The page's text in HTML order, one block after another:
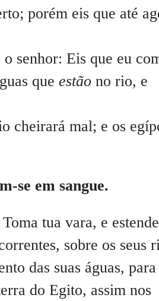
porém eis que até
o senhor: Eis que eu
que estão no rio, e
cheirará mal; e os
se em sangue.
tua vara, e
sobre os seus
das suas águas,
do Egito, assim nos